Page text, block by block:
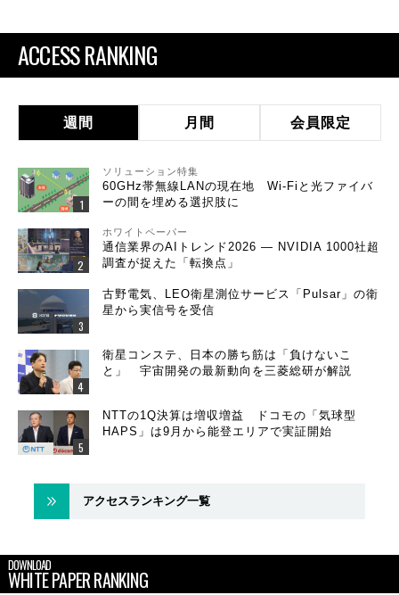
ACCESS RANKING
週間 月間 会員限定
ソリューション特集
60GHz帯無線LANの現在地 Wi-Fiと光ファイバ
ーの間を埋める選択肢に
ホワイトペーパー
通信業界のAIトレンド2026 ― NVIDIA 1000社超
調査が捉えた「転換点」
古野電気、LEO衛星測位サービス「Pulsar」の衛
星から実信号を受信
衛星コンステ、日本の勝ち筋は「負けないこ
と」 宇宙開発の最新動向を三菱総研が解説
NTTの1Q決算は増収増益 ドコモの「気球型
HAPS」は9月から能登エリアで実証開始
アクセスランキング一覧
DOWNLOAD
WHITE PAPER RANKING